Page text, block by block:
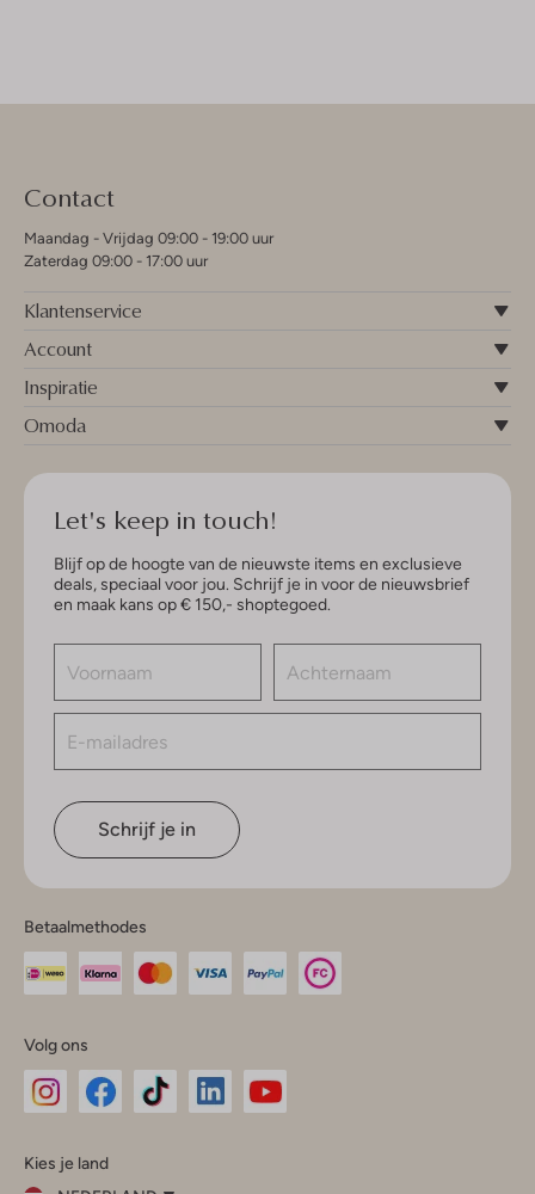
Contact
Maandag - Vrijdag 09:00 - 19:00 uur
Zaterdag 09:00 - 17:00 uur
Klantenservice
Account
Inspiratie
Omoda
Let's keep in touch!
Blijf op de hoogte van de nieuwste items en exclusieve
deals, speciaal voor jou. Schrijf je in voor de nieuwsbrief
en maak kans op € 150,- shoptegoed.
Schrijf je in
Betaalmethodes
Volg ons
InstagramFacebook
Kies je land